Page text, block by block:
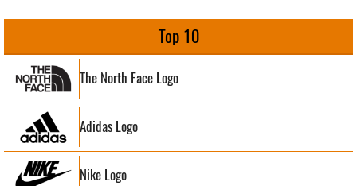
Top 10
The North Face Logo
Adidas Logo
Nike Logo